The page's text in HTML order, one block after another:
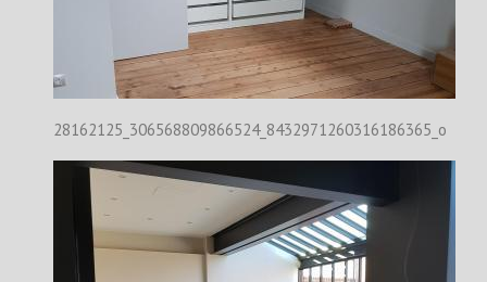
28162125_306568809866524_8432971260316186365_o